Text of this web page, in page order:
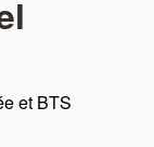
et BTS